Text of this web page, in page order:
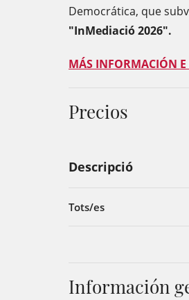
Democrática, que
"InMediació 2026".
MÁS INFORMACIÓN E
Precios
Descripció
Tots/es
Información